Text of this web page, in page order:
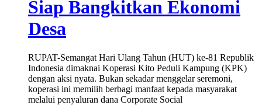
Siap Bangkitkan Ekonomi
Desa
RUPAT-Semangat Hari Ulang Tahun (HUT) ke-81 Republik
Indonesia dimaknai Koperasi Kito Peduli Kampung (KPK)
dengan aksi nyata. Bukan sekadar menggelar seremoni,
koperasi ini memilih berbagi manfaat kepada masyarakat
melalui penyaluran dana Corporate Social